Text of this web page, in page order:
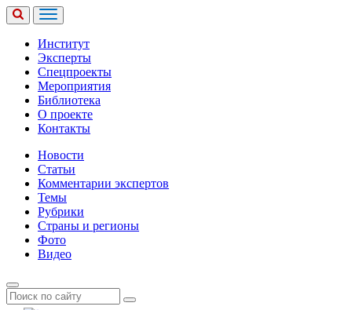
Институт
Эксперты
Спецпроекты
Мероприятия
Библиотека
О проекте
Контакты
Новости
Статьи
Комментарии экспертов
Темы
Рубрики
Страны и регионы
Фото
Видео